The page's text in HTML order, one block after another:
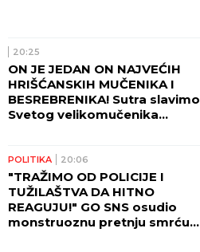
20:25
ON JE JEDAN ON NAJVEĆIH
HRIŠĆANSKIH MUČENIKA I
BESREBRENIKA! Sutra slavimo
Svetog velikomučenika
POLITIKA 20:06
"TRAŽIMO OD POLICIJE I
TUŽILAŠTVA DA HITNO
REAGUJU!" GO SNS osudio
monstruoznu pretnju smrću